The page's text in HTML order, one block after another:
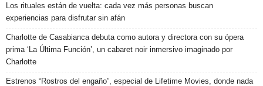
Los rituales están de vuelta: cada vez más personas buscan
experiencias para disfrutar sin afán
Charlotte de Casabianca debuta como autora y directora con su ópera
prima ‘La Última Función’, un cabaret noir inmersivo imaginado por
Charlotte
Estrenos “Rostros del engaño”, especial de Lifetime Movies, donde nada